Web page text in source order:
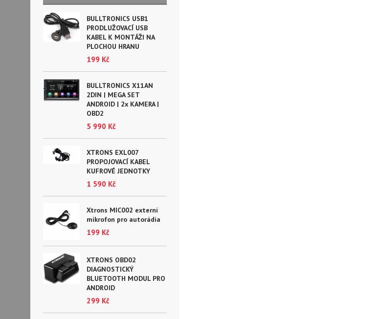
BULLTRONICS USB1
PRODLUŽOVACÍ USB
KABEL K MONTÁŽI NA
PLOCHOU HRANU
199 Kč
BULLTRONICS X11AN
2DIN | MEGA SET
ANDROID | 2x KAMERA |
OBD2
5 990 Kč
XTRONS EXL007
PROPOJOVACÍ KABEL
KUFROVÉ JEDNOTKY
1 590 Kč
Xtrons MIC002 externí
mikrofon pro autorádia
199 Kč
XTRONS OBD02
DIAGNOSTICKÝ
BLUETOOTH MODUL PRO
ANDROID
299 Kč